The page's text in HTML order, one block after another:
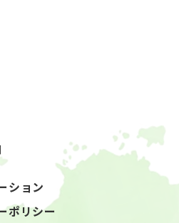
ション
ポリシー